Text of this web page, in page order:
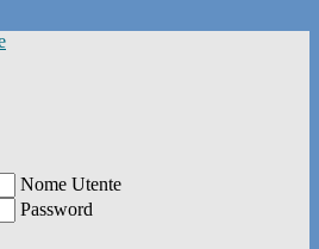
Nome Utente
Password